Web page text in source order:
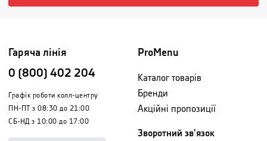
Гаряча лінія
0 (800) 402 204
Графік роботи колл-центру
ПН-ПТ з 08:30 до 21:00
СБ-НД з 10:00 до 17:00
ProMenu
Каталог товарів
Бренди
Акційні пропозиції
Зворотний зв'язок